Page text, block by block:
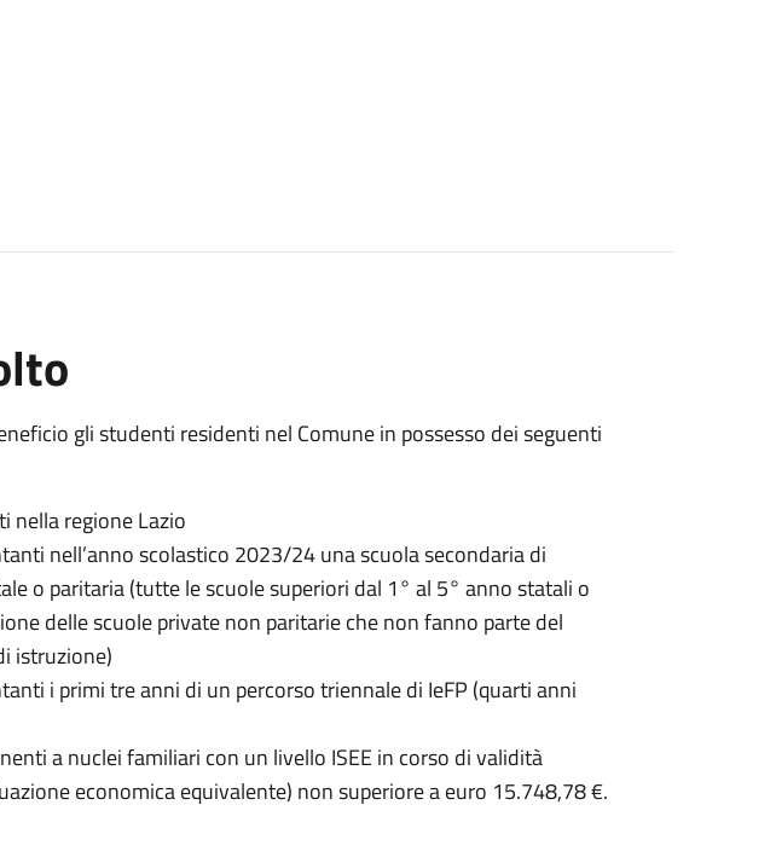
gli studenti residenti nel Comune in possesso dei seguenti
nella regione Lazio
nell’anno scolastico 2023/24 una scuola secondaria di
o paritaria (tutte le scuole superiori dal 1° al 5° anno statali o
delle scuole private non paritarie che non fanno parte del
istruzione)
i primi tre anni di un percorso triennale di IeFP (quarti anni
a nuclei familiari con un livello ISEE in corso di validità
economica equivalente) non superiore a euro 15.748,78 €.